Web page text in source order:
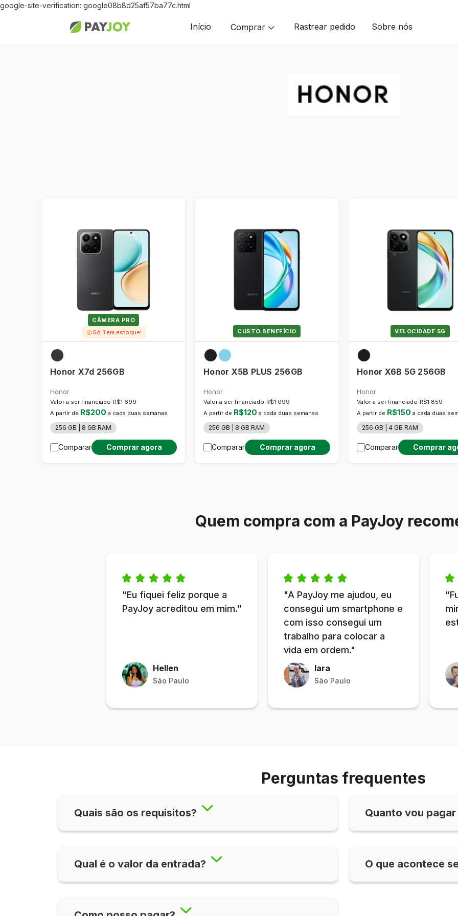
google-site-verification: google08b8d25af57ba77c.html
Início Comprar Rastrear pedido Sobre nós
CÂMERA PRO
Só 1em estoque!
Honor X7d 256GB
Honor
Valor a ser financiado R$1 699
A partir de R$200 a cada duas semanas
256 GB | 8 GB RAM
Comparar Comprar agora
CUSTO BENEFÍCIO
Honor X5B PLUS 256GB
Honor
Valor a ser financiado R$1 099
A partir de R$120 a cada duas semanas
256 GB | 8 GB RAM
Comparar Comprar agora
VELOCIDADE 5G
Honor X6B 5G 256GB
Honor
Valor a ser financiado R$1 859
A partir de R$150 a cada duas
256 GB | 4 GB RAM
Comparar Comprar
Quem compra com a PayJoy
"Eu fiquei feliz porque a
PayJoy acreditou em mim.”
Hellen
São Paulo
"A PayJoy me ajudou, eu
consegui um smartphone e
com isso consegui um
trabalho para colocar a
vida em ordem."
Iara
São Paulo
Perguntas frequentes
Quais são os requisitos? Quanto vou
Qual é o valor da entrada? O que acontece